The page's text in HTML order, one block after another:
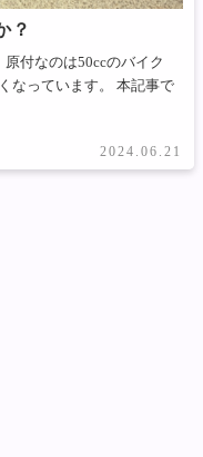
？
付なのは50ccのバイク
なっています。 本記事で
2024.06.21